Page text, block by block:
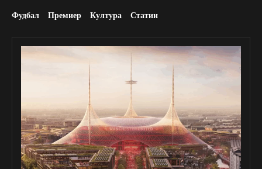
Фудбал Премиер Култура Статии